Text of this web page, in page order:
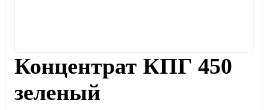
Концентрат КПГ 450
зеленый